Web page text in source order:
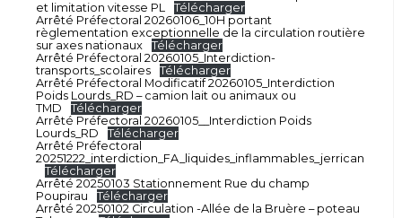
et limitation vitesse PL
Télécharger
Arrêté Préfectoral 20260106_10H portant
règlementation exceptionnelle de la circulation routière
sur axes nationaux
Télécharger
Arrêté Préfectoral 20260105_Interdiction-
transports_scolaires
Télécharger
Arrêté Préfectoral Modificatif 20260105_Interdiction
Poids Lourds_RD – camion lait ou animaux ou
TMD
Télécharger
Arrêté Préfectoral 20260105__Interdiction Poids
Lourds_RD
Télécharger
Arrêté Préfectoral
20251222_interdiction_FA_liquides_inflammables_jerrican
Télécharger
Arrêté 20250103 Stationnement Rue du champ
Poupirau
Télécharger
Arrêté 20250102 Circulation -Allée de la Bruère – poteau